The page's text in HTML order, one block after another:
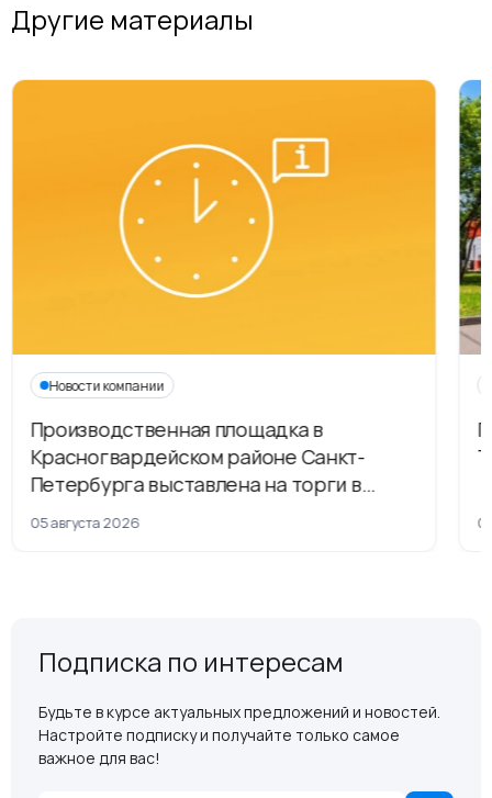
Другие материалы
Новости компании
Производственная площадка в
Красногвардейском районе Санкт-
Петербурга выставлена на торги в
рамках приватизации
05 августа 2026
Подписка по интересам
Будьте в курсе актуальных предложений и новостей.
Настройте подписку и получайте только самое
важное для вас!